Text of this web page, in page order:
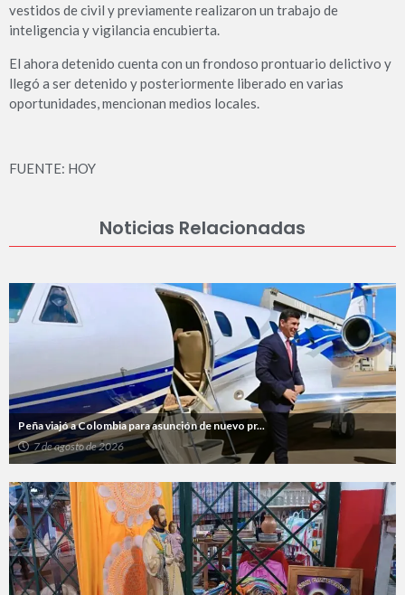
vestidos de civil y previamente realizaron un trabajo de
inteligencia y vigilancia encubierta.
El ahora detenido cuenta con un frondoso prontuario delictivo y
llegó a ser detenido y posteriormente liberado en varias
oportunidades, mencionan medios locales.
FUENTE: HOY
Noticias Relacionadas
Peña viajó a Colombia para asunción de nuevo pr...
7 de agosto de 2026